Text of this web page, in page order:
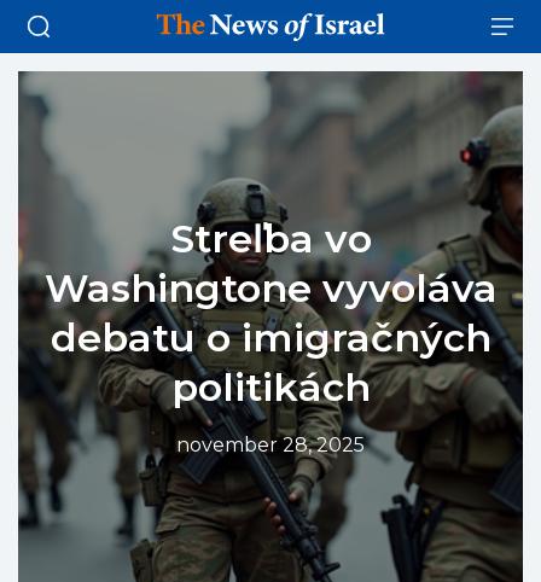
Streľba vo
Washingtone vyvoláva
debatu o imigračných
politikách
november 28, 2025